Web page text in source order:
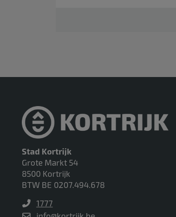
Stad Kortrijk
Grote Markt 54
8500 Kortrijk
BTW BE 0207.494.678
1777